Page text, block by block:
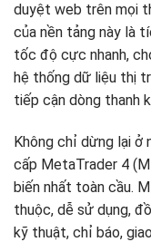
duyệt web trên mọi
của nền tảng này là
tốc độ cực nhanh,
hệ thống dữ liệu thị
tiếp cận dòng thanh
Không chỉ dừng lại ở
cấp MetaTrader 4
biến nhất toàn cầu.
thuộc, dễ sử dụng,
kỹ thuật, chỉ báo,